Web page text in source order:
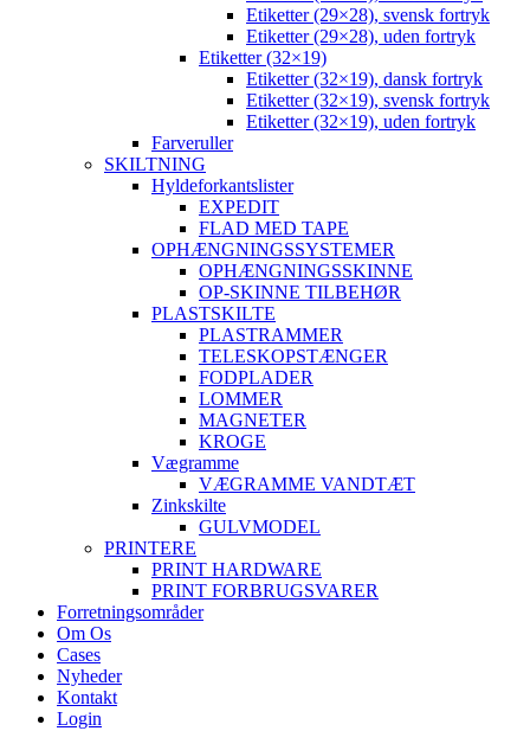
Etiketter (29×28), svensk fortryk
Etiketter (29×28), uden fortryk
Etiketter (32×19)
Etiketter (32×19), dansk fortryk
Etiketter (32×19), svensk fortryk
Etiketter (32×19), uden fortryk
Farveruller
SKILTNING
Hyldeforkantslister
EXPEDIT
FLAD MED TAPE
OPHÆNGNINGSSYSTEMER
OPHÆNGNINGSSKINNE
OP-SKINNE TILBEHØR
PLASTSKILTE
PLASTRAMMER
TELESKOPSTÆNGER
FODPLADER
LOMMER
MAGNETER
KROGE
Vægramme
VÆGRAMME VANDTÆT
Zinkskilte
GULVMODEL
PRINTERE
PRINT HARDWARE
PRINT FORBRUGSVARER
Forretningsområder
Om Os
Cases
Nyheder
Kontakt
Login